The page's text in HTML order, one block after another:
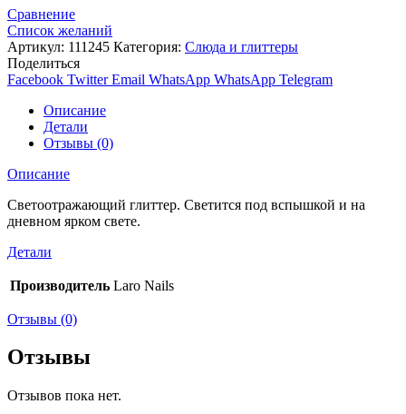
Сравнение
Список желаний
Артикул: 111245 Категория: Слюда и глиттеры
Поделиться
Facebook Twitter Email WhatsApp WhatsApp Telegram
Описание
Детали
Отзывы (0)
Описание
Светоотражающий глиттер. Светится под вспышкой и на
дневном ярком свете.
Детали
Производитель Laro Nails
Отзывы (0)
Отзывы
Отзывов пока нет.